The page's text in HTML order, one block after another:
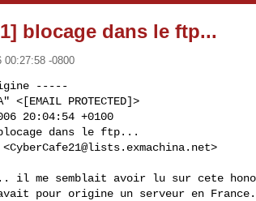
blocage dans le ftp...
00:27:58 -0800
-----
PROTECTED]>
20:04:54 +0100
dans le ftp...
CyberCafe21@lists.exmachina.net>
il me semblait avoir lu sur cete
pour origine un serveur en